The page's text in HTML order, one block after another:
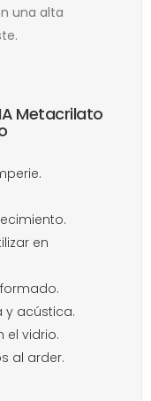
una alta
Metacrilato
en
y acústica.
el vidrio.
al arder.